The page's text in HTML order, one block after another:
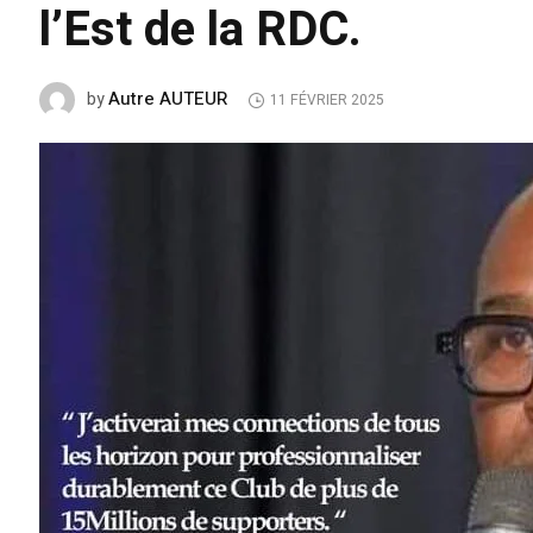
l’Est de la RDC.
byAutre AUTEUR 11 FÉVRIER 2025